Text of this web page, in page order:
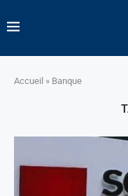
Accueil » Banque